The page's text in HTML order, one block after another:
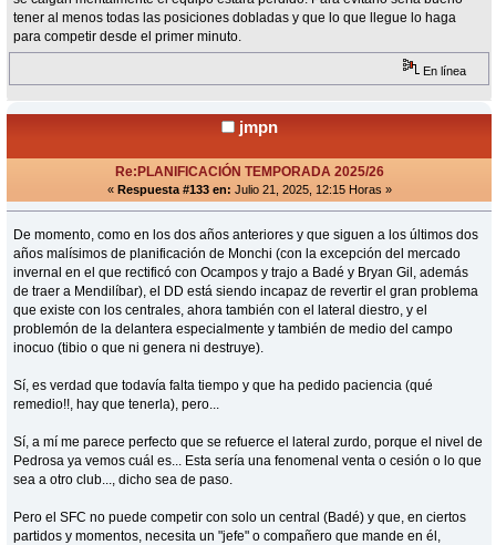
tener al menos todas las posiciones dobladas y que lo que llegue lo haga
para competir desde el primer minuto.
En línea
jmpn
Re:PLANIFICACIÓN TEMPORADA 2025/26
« Respuesta #133 en: Julio 21, 2025, 12:15 Horas »
De momento, como en los dos años anteriores y que siguen a los últimos dos
años malísimos de planificación de Monchi (con la excepción del mercado
invernal en el que rectificó con Ocampos y trajo a Badé y Bryan Gil, además
de traer a Mendilíbar), el DD está siendo incapaz de revertir el gran problema
que existe con los centrales, ahora también con el lateral diestro, y el
problemón de la delantera especialmente y también de medio del campo
inocuo (tibio o que ni genera ni destruye).
Sí, es verdad que todavía falta tiempo y que ha pedido paciencia (qué
remedio!!, hay que tenerla), pero...
Sí, a mí me parece perfecto que se refuerce el lateral zurdo, porque el nivel de
Pedrosa ya vemos cuál es... Esta sería una fenomenal venta o cesión o lo que
sea a otro club..., dicho sea de paso.
Pero el SFC no puede competir con solo un central (Badé) y que, en ciertos
partidos y momentos, necesita un "jefe" o compañero que mande en él,